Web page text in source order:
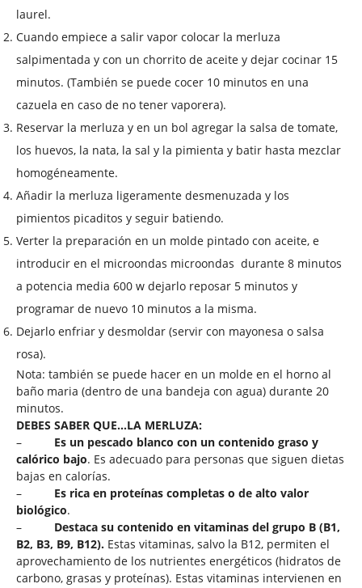
laurel.
Cuando empiece a salir vapor colocar la merluza
salpimentada y con un chorrito de aceite y dejar cocinar 15
minutos. (También se puede cocer 10 minutos en una
cazuela en caso de no tener vaporera).
Reservar la merluza y en un bol agregar la salsa de tomate,
los huevos, la nata, la sal y la pimienta y batir hasta mezclar
homogéneamente.
Añadir la merluza ligeramente desmenuzada y los
pimientos picaditos y seguir batiendo.
Verter la preparación en un molde pintado con aceite, e
introducir en el microondas microondas durante 8 minutos
a potencia media 600 w dejarlo reposar 5 minutos y
programar de nuevo 10 minutos a la misma.
Dejarlo enfriar y desmoldar (servir con mayonesa o salsa
rosa).
Nota: también se puede hacer en un molde en el horno al
baño maria (dentro de una bandeja con agua) durante 20
minutos.
DEBES SABER QUE…LA MERLUZA:
–
Es un pescado blanco con un contenido graso y
calórico bajo. Es adecuado para personas que siguen dietas
bajas en calorías.
–
Es rica en proteínas completas o de alto valor
biológico.
–
Destaca su contenido en vitaminas del grupo B (B1,
B2, B3, B9, B12). Estas vitaminas, salvo la B12, permiten el
aprovechamiento de los nutrientes energéticos (hidratos de
carbono, grasas y proteínas). Estas vitaminas intervienen en